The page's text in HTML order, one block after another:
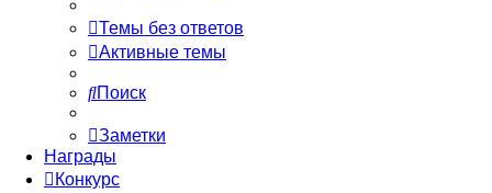
Темы без ответов
Активные темы
Поиск
Заметки
Награды
Конкурс